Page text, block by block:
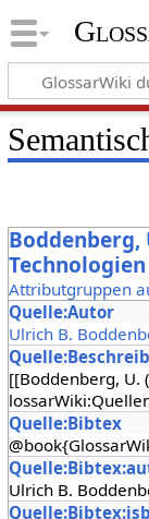
Boddenberg,
Technologien
Attributgruppen
Quelle:Autor
Ulrich B.
[[Boddenberg, U.
Quelle:Bibtex
Ulrich B.